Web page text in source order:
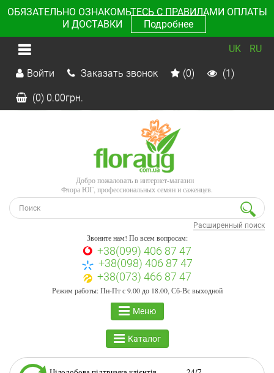
ОБЯЗАТЕЛЬНО ОЗНАКОМЬТЕСЬ С ПРАВИЛАМИ ОПЛАТЫ
И ДОСТАВКИ
Подробнее
UK RU
Войти Заказать звонок (0) (1)
(0) 0.00грн.
Добро пожаловать в интернет-магазин
Флора ЮГ, профессиональных семян и саженцев.
Расширенный поиск
Звоните нам! По всем вопросам:
+38(099) 406 87 47
+38(098) 406 87 47
+38(073) 466 87 47
Режим работы: Пн-Пт с 9.00 до 18.00, Сб-Вс выходной
Меню
Каталог